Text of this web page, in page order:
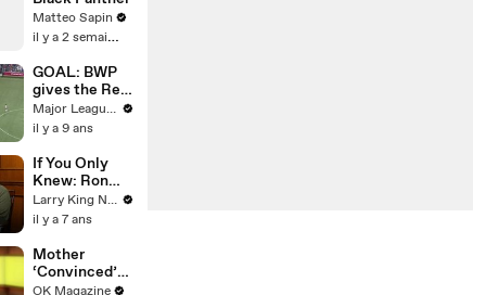
Matteo Sapin
il y a 2 semaines
GOAL: BWP
gives the Red
Bulls the lead
in extra time
Major League Soccer
il y a 9 ans
If You Only
Knew: Ron
Funches
Larry King Now on Ora.TV
il y a 7 ans
Mother
‘Convinced’
Adoptive